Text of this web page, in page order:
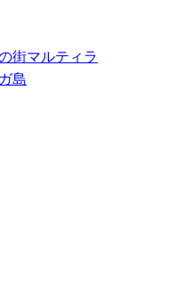
街マルティラ
島